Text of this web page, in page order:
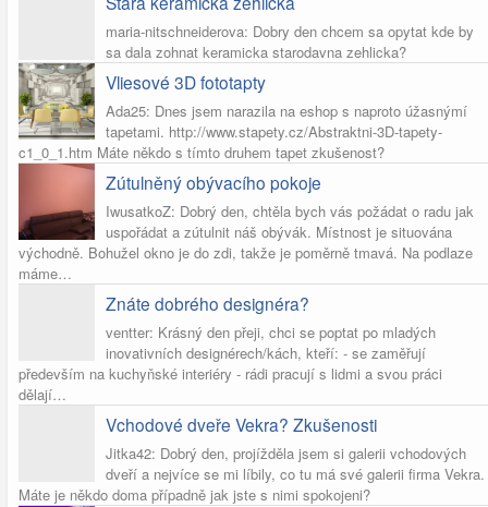
maria-nitschneiderova: Dobry den chcem sa opytat kde by
sa dala zohnat keramicka starodavna zehlicka?
Vliesové 3D fototapty
Ada25: Dnes jsem narazila na eshop s naproto úžasnýmí
tapetami. http://www.stapety.cz/Abstraktni-3D-tapety-
c1_0_1.htm Máte někdo s tímto druhem tapet zkušenost?
Zútulněný obývacího pokoje
IwusatkoZ: Dobrý den, chtěla bych vás požádat o radu jak
uspořádat a zútulnit náš obývák. Místnost je situována
východně. Bohužel okno je do zdi, takže je poměrně tmavá. Na podlaze
máme…
Znáte dobrého designéra?
ventter: Krásný den přeji, chci se poptat po mladých
inovativních designérech/kách, kteří: - se zaměřují
především na kuchyňské interiéry - rádi pracují s lidmi a svou práci
dělají…
Vchodové dveře Vekra? Zkušenosti
Jitka42: Dobrý den, projížděla jsem si galerii vchodových
dveří a nejvíce se mi líbily, co tu má své galerii firma Vekra.
Máte je někdo doma případně jak jste s nimi spokojeni?